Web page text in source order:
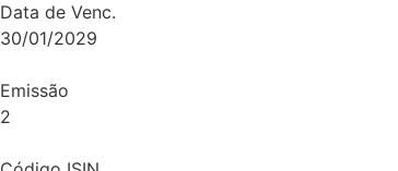
Data de Venc.
30/01/2029
Emissão
2